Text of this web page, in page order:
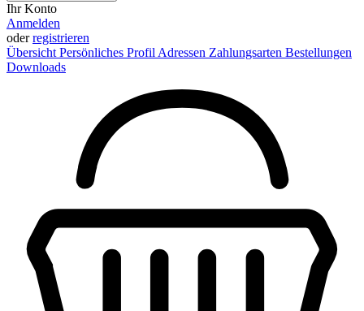
Ihr Konto
Anmelden
oderregistrieren
Übersicht Persönliches Profil Adressen Zahlungsarten Bestellungen
Downloads